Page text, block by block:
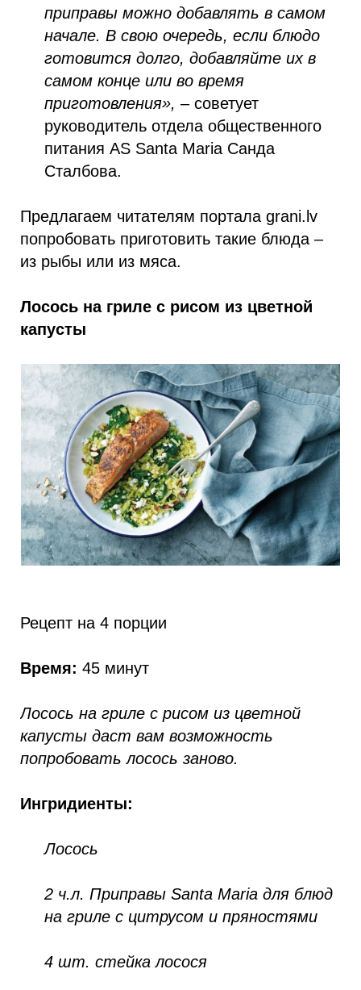
приправы можно добавлять в самом
начале. В свою очередь, если блюдо
готовится долго, добавляйте их в
самом конце или во время
приготовления», – советует
руководитель отдела общественного
питания AS Santa Maria Санда
Сталбова.
Предлагаем читателям портала grani.lv
попробовать приготовить такие блюда –
из рыбы или из мяса.
Лосось на гриле с рисом из цветной
капусты
Рецепт на 4 порции
Время: 45 минут
Лосось на гриле с рисом из цветной
капусты даст вам возможность
попробовать лосось заново.
Ингридиенты:
Лосось
2 ч.л. Приправы Santa Maria для блюд
на гриле с цитрусом и пряностями
4 шт. стейка лосося